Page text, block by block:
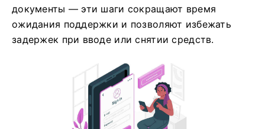
документы — эти шаги сокращают время
ожидания поддержки и позволяют избежать
задержек при вводе или снятии средств.